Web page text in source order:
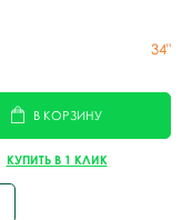
34"
В КОРЗИНУ
КУПИТЬ В 1 КЛИК